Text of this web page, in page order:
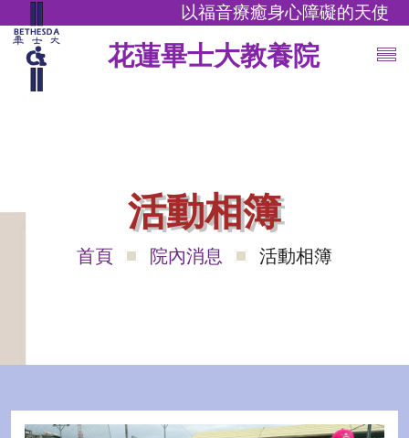
以福音療癒身心障礙的天使
花蓮畢士大教養院
活動相簿
首頁 院內消息 活動相簿